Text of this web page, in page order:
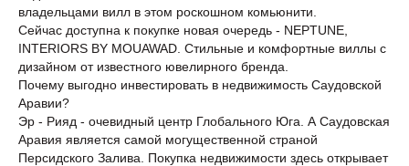
владельцами вилл в этом роскошном комьюнити.
Сейчас доступна к покупке новая очередь - NEPTUNE,
INTERIORS BY MOUAWAD. Стильные и комфортные виллы с
дизайном от известного ювелирного бренда.
Почему выгодно инвестировать в недвижимость Саудовской
Аравии?
Эр - Рияд - очевидный центр Глобального Юга. А Саудовская
Аравия является самой могущественной страной
Персидского Залива. Покупка недвижимости здесь открывает